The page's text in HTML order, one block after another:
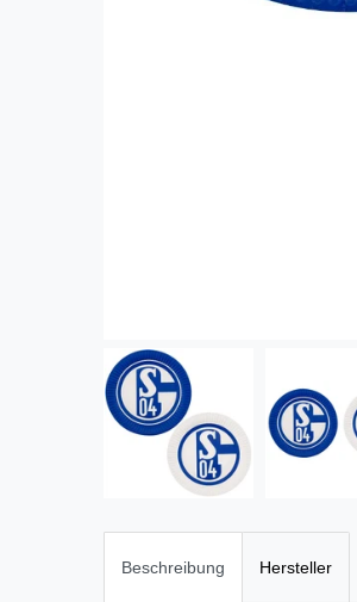
Beschreibung Hersteller